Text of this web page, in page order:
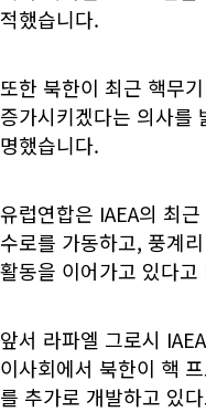
적했습니다.
또한 북한이 최근 핵무
증가시키겠다는 의사를
명했습니다.
유럽연합은 IAEA의 최
수로를 가동하고, 풍계
활동을 이어가고 있다고
앞서 라파엘 그로시
이사회에서 북한이 핵
를 추가로 개발하고 있